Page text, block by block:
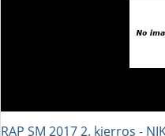
RAP SM 2017 2. kierros -